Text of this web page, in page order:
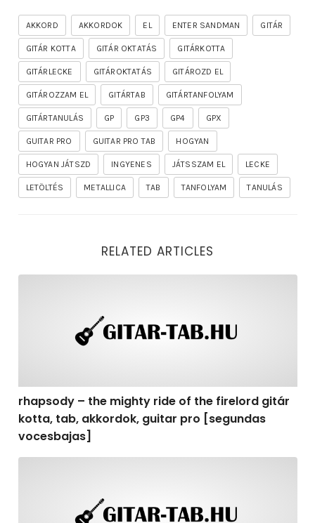
AKKORD AKKORDOK EL ENTER SANDMAN GITÁR
GITÁR KOTTA GITÁR OKTATÁS GITÁRKOTTA
GITÁRLECKE GITÁROKTATÁS GITÁROZD EL
GITÁROZZAM EL GITÁRTAB GITÁRTANFOLYAM
GITÁRTANULÁS GP GP3 GP4 GPX
GUITAR PRO GUITAR PRO TAB HOGYAN
HOGYAN JÁTSZD INGYENES JÁTSSZAM EL LECKE
LETÖLTÉS METALLICA TAB TANFOLYAM TANULÁS
RELATED ARTICLES
rhapsody – the mighty ride of the firelord gitár
kotta, tab, akkordok, guitar pro [segundas
vocesbajas]